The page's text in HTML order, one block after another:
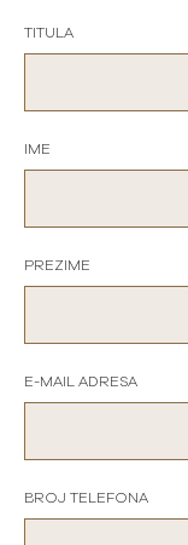
TITULA
IME
PREZIME
E-MAIL ADRESA
BROJ TELEFONA